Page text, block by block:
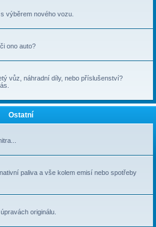
výběrem nového vozu.
ono auto?
vůz, náhradní díly, nebo příslušenství?
Ostatní
paliva a vše kolem emisí nebo spotřeby
originálu.